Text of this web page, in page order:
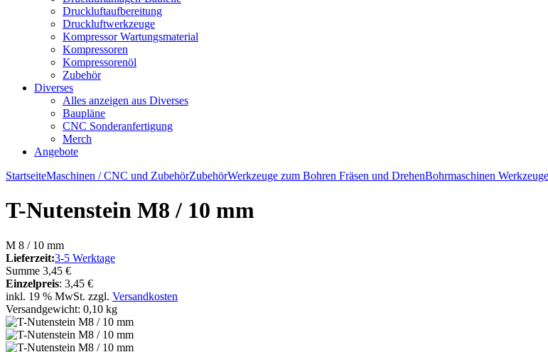
Druckluftaufbereitung
Druckluftwerkzeuge
Kompressor Wartungsmaterial
Kompressoren
Kompressorenöl
Zubehör
Diverses
Alles anzeigen aus Diverses
Baupläne
CNC Sonderanfertigung
Merch
Angebote
StartseiteMaschinen / CNC und ZubehörZubehörWerkzeuge zum Bohren Fräsen und DrehenBohrmaschinen
T-Nutenstein M8 / 10 mm
M 8 / 10 mm
Lieferzeit:3-5 Werktage
Summe 3,45 €
Einzelpreis: 3,45 €
inkl. 19 % MwSt. zzgl. Versandkosten
Versandgewicht: 0,10 kg